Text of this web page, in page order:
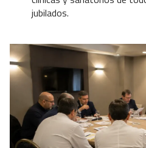
jubilados.